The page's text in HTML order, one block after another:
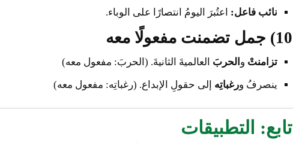
نائب فاعل: اعتُبرَ اليومُ انتصارًا على الوباء.
10) جمل تضمنت مفعولًا معه
تزامنتْ و الحربَ العالميةَ الثانيةَ. (الحربَ: مفعول معه)
ينصرفُ ورغباتِه إلى حقولِ الإبداع. (رغباتِه: مفعول معه)
تابع: التطبيقات